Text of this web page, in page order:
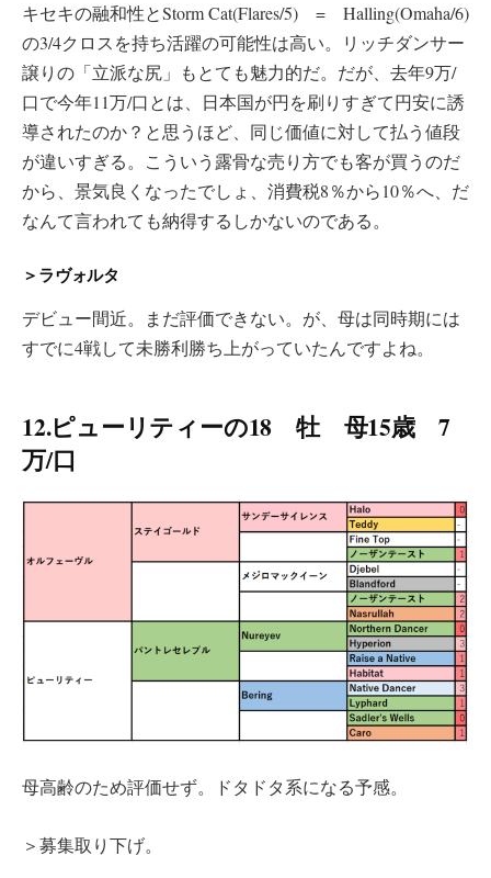
キセキの融和性とStorm Cat(Flares/5) = Halling(Omaha/6)
の3/4クロスを持ち活躍の可能性は高い。リッチダンサー
譲りの「立派な尻」もとても魅力的だ。だが、去年9万/
口で今年11万/口とは、日本国が円を刷りすぎて円安に誘
導されたのか？と思うほど、同じ価値に対して払う値段
が違いすぎる。こういう露骨な売り方でも客が買うのだ
から、景気良くなったでしょ、消費税8％から10％へ、だ
なんて言われても納得するしかないのである。
＞ラヴォルタ
デビュー間近。まだ評価できない。が、母は同時期には
すでに4戦して未勝利勝ち上がっていたんですよね。
12.ピューリティーの18 牡 母15歳 7
万/口
母高齢のため評価せず。ドタドタ系になる予感。
＞募集取り下げ。